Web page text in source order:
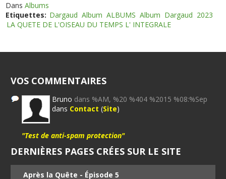
DansAlbums
Etiquettes: Dargaud Album ALBUMS Album Dargaud 2023
LA QUETE DE L'OISEAU DU TEMPS L' INTEGRALE
VOS COMMENTAIRES
Bruno dans %AM, %20 %404 %2015 %08:%Sep
dans Contact (Site)
"Test de anti-spam protection"
DERNIÈRES PAGES CRÉES SUR LE SITE
Après la Quête - Épisode 5